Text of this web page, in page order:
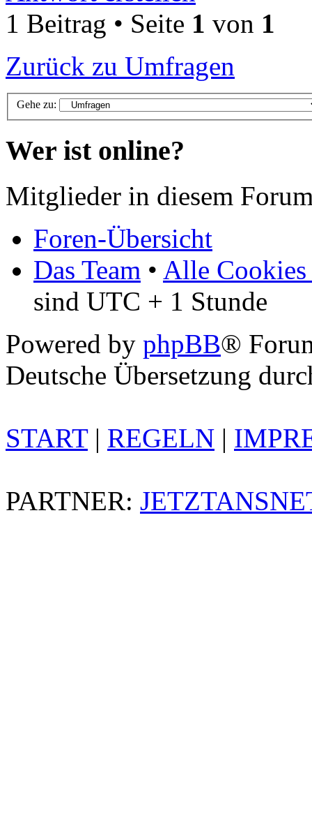
1 Beitrag • Seite 1 von 1
Zurück zu Umfragen
Gehe zu:
Wer ist online?
Mitglieder in diesem
Foren-Übersicht
Das Team • Alle Cookies
sind UTC + 1 Stunde
Powered by phpBB®
Deutsche Übersetzung
START| REGELN |
PARTNER: